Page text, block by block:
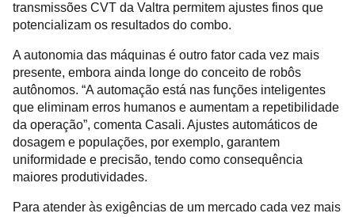
transmissões CVT da Valtra permitem ajustes finos que
potencializam os resultados do combo.
A autonomia das máquinas é outro fator cada vez mais
presente, embora ainda longe do conceito de robôs
autônomos. “A automação está nas funções inteligentes
que eliminam erros humanos e aumentam a repetibilidade
da operação”, comenta Casali. Ajustes automáticos de
dosagem e populações, por exemplo, garantem
uniformidade e precisão, tendo como consequência
maiores produtividades.
Para atender às exigências de um mercado cada vez mais